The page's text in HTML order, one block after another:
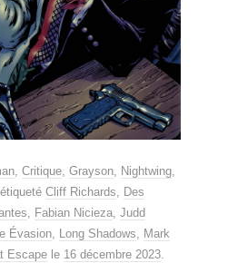
, Critique, Grayson, Nightwing,
Cliff Richards, Des
, Fabian Nicieza, Judd
Évasion, Long Shadows, Mark
Escape le 16 décembre 2023.